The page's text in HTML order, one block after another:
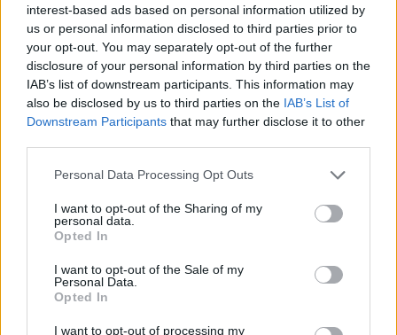
interest-based ads based on personal information utilized by
us or personal information disclosed to third parties prior to
your opt-out. You may separately opt-out of the further
disclosure of your personal information by third parties on the
IAB’s list of downstream participants. This information may
also be disclosed by us to third parties on the IAB’s List of
Downstream Participants that may further disclose it to other
Please note that this website/app uses one or more Google
not limited to your visit or usage behaviour. You may click to
grant or deny consent to Google and its third-party tags to
use your data for below specified purposes in below Google
consent section.
Personal Data Processing Opt Outs
I want to opt-out of the Sharing of my
personal data.
Opted In
I want to opt-out of the Sale of my
Personal Data.
Opted In
I want to opt-out of processing my
Utile? Partagez-le sur Facebook!
Vous voulez rester informé ? Suivez-
nous sur
Goog le
News
EN RAPPORT
Voir aussi en